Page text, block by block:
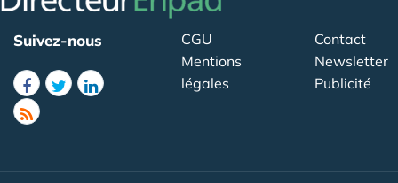
Suivez-nous
CGU
Mentions
légales
Contact
Newsletter
Publicité